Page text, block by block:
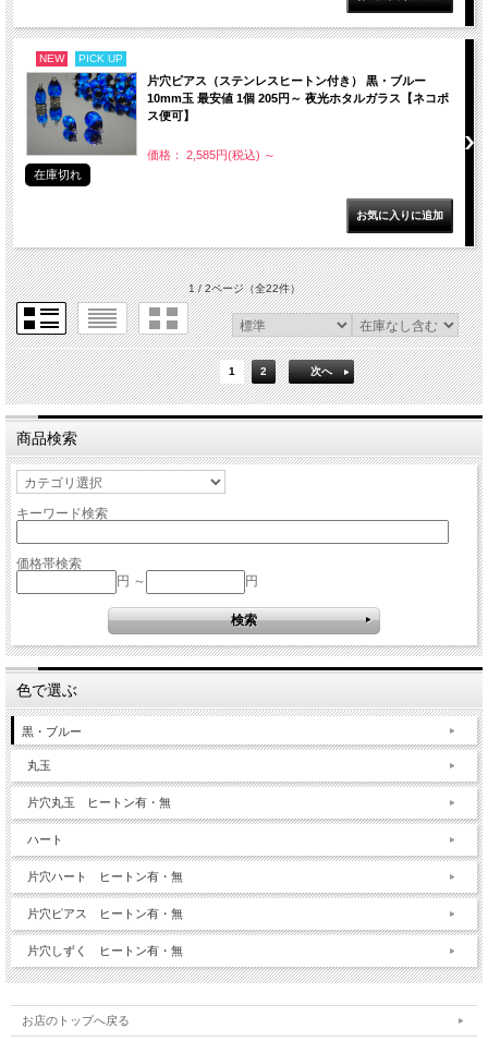
NEW PICK UP
片穴ピアス（ステンレスヒートン付き） 黒・ブルー
10mm玉 最安値 1個 205円～ 夜光ホタルガラス【ネコポ
ス便可】
価格： 2,585円(税込) ～
在庫切れ
1 / 2ページ（全22件）
1 2 次へ
商品検索
キーワード検索
価格帯検索
円 ～
円
色で選ぶ
黒・ブルー
丸玉
片穴丸玉 ヒートン有・無
ハート
片穴ハート ヒートン有・無
片穴ピアス ヒートン有・無
片穴しずく ヒートン有・無
お店のトップへ戻る